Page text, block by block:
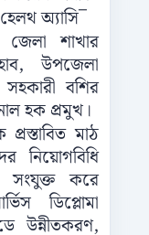
অ্যাসি¯
জেলা শাখার
উপজেলা
সহকারী বশির
হক প্রমুখ।
মাঠ
নিয়োগবিধি
সংযুক্ত করে
ডিপ্লোমা
উন্নীতকরণ,